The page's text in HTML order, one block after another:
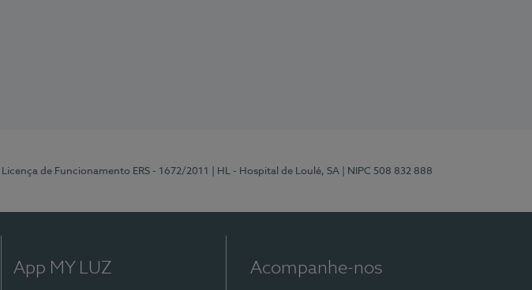
| Licença de Funcionamento ERS - 1672/2011 | HL - Hospital de Loulé, SA | NIPC 508 832 888
App MY LUZ Acompanhe-nos